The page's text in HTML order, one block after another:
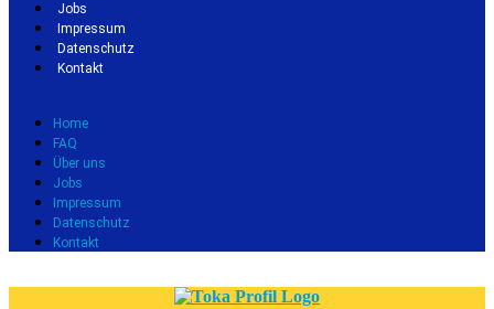
Jobs
Impressum
Datenschutz
Kontakt
Home
FAQ
Über uns
Jobs
Impressum
Datenschutz
Kontakt